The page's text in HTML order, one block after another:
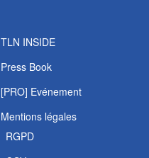
TLN INSIDE
Press Book
[PRO] Evénement
Mentions légales
RGPD